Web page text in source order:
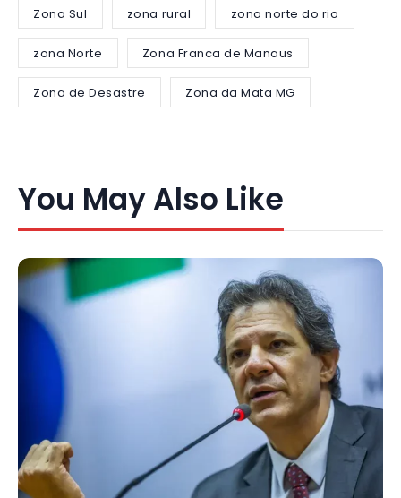
Zona Sul zona rural zona norte do rio
zona Norte Zona Franca de Manaus
Zona de Desastre Zona da Mata MG
You May Also Like